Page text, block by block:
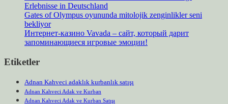
Erlebnisse in Deutschland
Gates of Olympus oyununda mitolojik zenginlikler seni
bekliyor
Интернет-казино Vavada – сайт, который дарит
запоминающиеся игровые эмоции!
Etiketler
Adnan Kahveci adaklık kurbanlık satışı
Adnan Kahveci Adak ve Kurban
Adnan Kahveci Adak ve Kurban Satışı